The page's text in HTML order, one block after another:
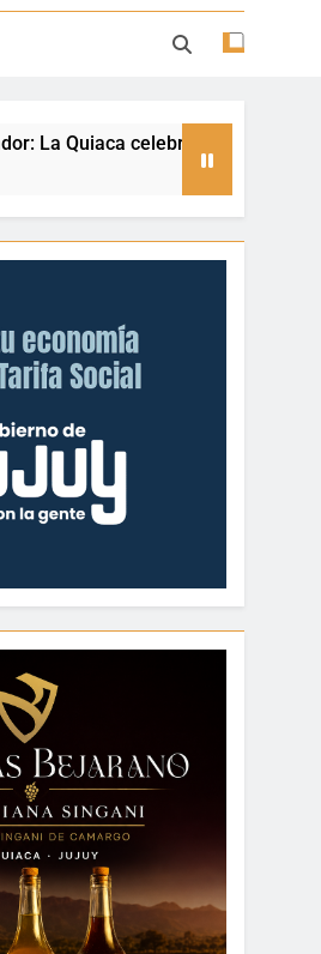
a
nacional del taekwondo